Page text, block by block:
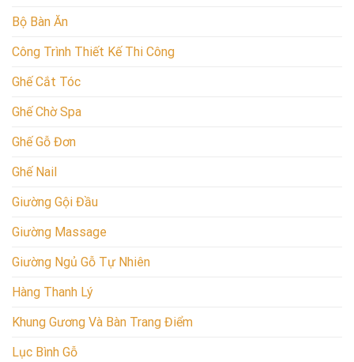
Bộ Bàn Ăn
Công Trình Thiết Kế Thi Công
Ghế Cắt Tóc
Ghế Chờ Spa
Ghế Gỗ Đơn
Ghế Nail
Giường Gội Đầu
Giường Massage
Giường Ngủ Gỗ Tự Nhiên
Hàng Thanh Lý
Khung Gương Và Bàn Trang Điểm
Lục Bình Gỗ